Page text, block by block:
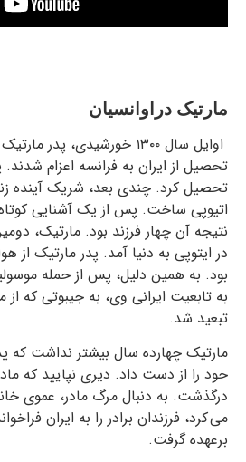
مارتیک دراوانسیان
اوایل سال ۱۳۰۰ خورشیدی،
تحصیل از ایران به فرانسه اعزام
تحصیل کرد. چندی بعد، شریک آینده
اتیوپی ساخت. پس از یک آشنایی
در ایتوپی به دنیا آمد. پدر ‏مارتیک از
بود. به همین دلیل، پس از حمله
به تابعیت ‏ایرانی وی، به جیبوتی که از
تبعید شد.‏
مارتیک چهارده سال بیشتر نداشت که
خود را از دست داد. دیری نپایید که
درگذشت. به دنبال مرگ مادر، عموی
می کرد، فرزندان برادر ‏را به ایران
برعهده گرفت.